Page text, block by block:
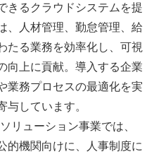
きるクラウドシステムを提
、人材管理、勤怠管理、給
たる業務を効率化し、可視
向上に貢献。導入する企業
業務プロセスの最適化を実
与しています。
リューション事業では、
的機関向けに、人事制度に